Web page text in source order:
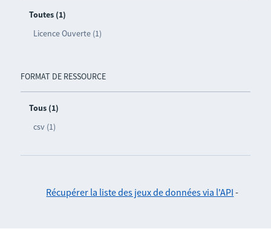
Toutes (1)
Licence Ouverte (1)
FORMAT DE RESSOURCE
Tous (1)
csv (1)
Récupérer la liste des jeux de données via l'API -